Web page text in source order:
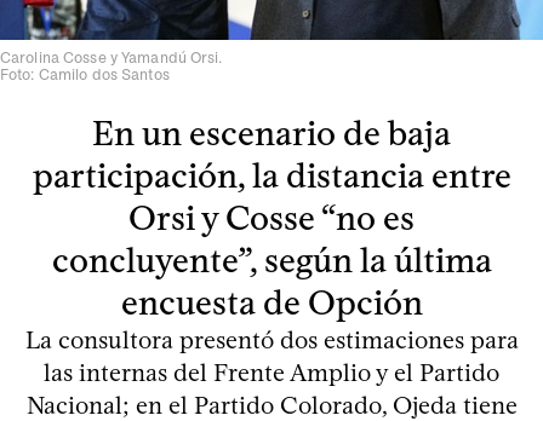
Carolina Cosse y Yamandú Orsi.
Foto: Camilo dos Santos
En un escenario de baja
participación, la distancia entre
Orsi y Cosse “no es
concluyente”, según la última
encuesta de Opción
La consultora presentó dos estimaciones para
las internas del Frente Amplio y el Partido
Nacional; en el Partido Colorado, Ojeda tiene